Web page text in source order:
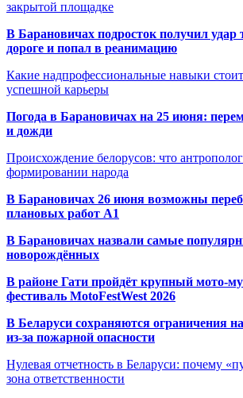
закрытой площадке
В Барановичах подросток получил удар
дороге и попал в реанимацию
Какие надпрофессиональные навыки стоит
успешной карьеры
Погода в Барановичах на 25 июня:
и дожди
Происхождение белорусов: что
формировании народа
В Барановичах 26 июня возможны
плановых работ A1
В Барановичах назвали самые
новорождённых
В районе Гати пройдёт крупный мото-
фестиваль MotoFestWest 2026
В Беларуси сохраняются ограничения
из-за пожарной опасности
Нулевая отчетность в Беларуси: почему
зона ответственности